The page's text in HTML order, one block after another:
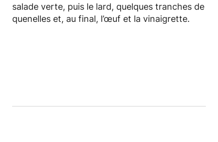
salade verte, puis le lard, quelques tranches de
quenelles et, au final, l’œuf et la vinaigrette.